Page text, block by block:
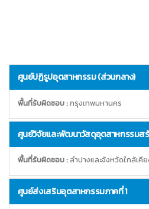
ศูนย์ปฏิรูปอุตสาหกรรม (ส่วนกลาง)
พื้นที่รับผิดชอบ :กรุงเทพมหานคร
ศูนย์วิจัยและพัฒนาวัสดุอุตสาหกรรมส
พื้นที่รับผิดชอบ :ลำปางและจังหวัดใกล้เคี
ศูนย์ส่งเสริมอุตสาหกรรมภาคที่ 1